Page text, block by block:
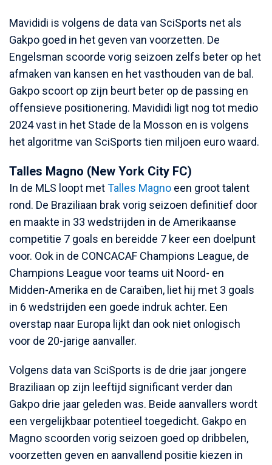
Mavididi is volgens de data van SciSports net als
Gakpo goed in het geven van voorzetten. De
Engelsman scoorde vorig seizoen zelfs beter op het
afmaken van kansen en het vasthouden van de bal.
Gakpo scoort op zijn beurt beter op de passing en
offensieve positionering. Mavididi ligt nog tot medio
2024 vast in het Stade de la Mosson en is volgens
het algoritme van SciSports tien miljoen euro waard.
Talles Magno (New York City FC)
In de MLS loopt metTalles Magno een groot talent
rond. De Braziliaan brak vorig seizoen definitief door
en maakte in 33 wedstrijden in de Amerikaanse
competitie 7 goals en bereidde 7 keer een doelpunt
voor. Ook in de CONCACAF Champions League, de
Champions League voor teams uit Noord- en
Midden-Amerika en de Caraïben, liet hij met 3 goals
in 6 wedstrijden een goede indruk achter. Een
overstap naar Europa lijkt dan ook niet onlogisch
voor de 20-jarige aanvaller.
Volgens data van SciSports is de drie jaar jongere
Braziliaan op zijn leeftijd significant verder dan
Gakpo drie jaar geleden was. Beide aanvallers wordt
een vergelijkbaar potentieel toegedicht. Gakpo en
Magno scoorden vorig seizoen goed op dribbelen,
voorzetten geven en aanvallend positie kiezen in